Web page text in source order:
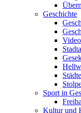
Geschichte
Sport in
Kultur und